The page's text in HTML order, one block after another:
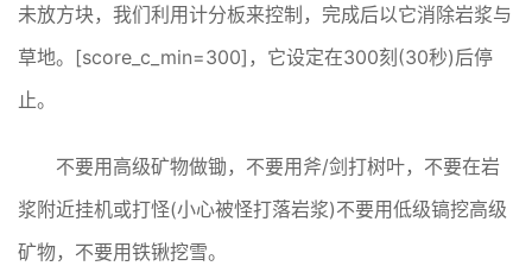
未放方块，我们利用计分板来控制，完成后以它消除岩浆与
草地。[score_c_min=300]，它设定在300刻(30秒)后停
止。
不要用高级矿物做锄，不要用斧/剑打树叶，不要在岩
浆附近挂机或打怪(小心被怪打落岩浆)不要用低级镐挖高级
矿物，不要用铁锹挖雪。